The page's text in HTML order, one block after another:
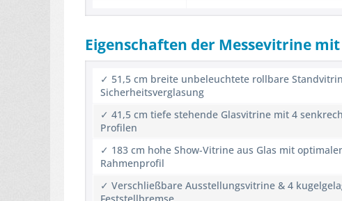
Eigenschaften der Messevitrine
✓ 51,5 cm breite unbeleuchtete rollbare
Sicherheitsverglasung
✓ 41,5 cm tiefe stehende Glasvitrine mit 4
Profilen
✓ 183 cm hohe Show-Vitrine aus Glas mit
Rahmenprofil
✓ Verschließbare Ausstellungsvitrine & 4